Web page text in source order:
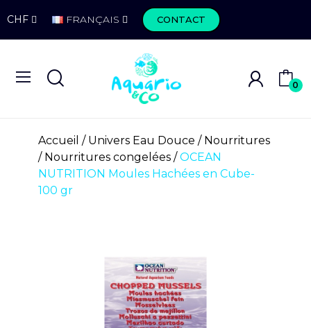
CHF FRANÇAIS CONTACT
0
Accueil Univers Eau Douce
Nourritures
Nourritures congelées
OCEAN
NUTRITION Moules Hachées en Cube-
100 gr